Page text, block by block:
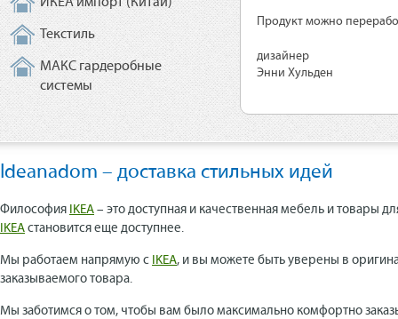
Текстиль
МАКС гардеробные
системы
Продукт можно
дизайнер
Энни Хульден
Ideanadom – доставка стильных идей
Философия IKEA – это доступная и качественная мебель и товары
IKEA становится еще доступнее.
Мы работаем напрямую с IKEA, и вы можете быть уверены в
заказываемого товара.
Мы заботимся о том, чтобы вам было максимально комфортно